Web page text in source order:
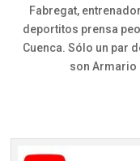
Fabregat,
deportitos prensa
Cuenca. Sólo un par
son Armario